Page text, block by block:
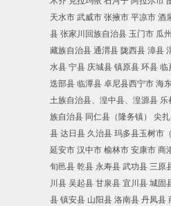
天水市 武威市 张掖市 平凉市
县 张家川回族自治县 玉门市 瓜
藏族自治县 通渭县 陇西县 漳县
水县 宁县 庆城县 镇原县 环县
迭部县 临潭县 卓尼县西宁市 海
土族自治县、湟中县、湟源县
族自治县 同仁县（隆务镇） 尖
县 达日县 久治县 玛多县玉树市
延安市 汉中市 榆林市 安康市 商
旬邑县 乾县 永寿县 武功县 三原
川县 吴起县 甘泉县 宜川县 城
县 镇安县 山阳县 洛南县 丹凤县